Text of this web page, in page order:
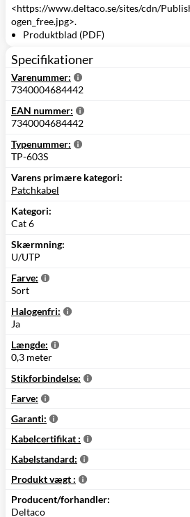
<https://www.deltaco.se/sites/cdn/
ogen_free.jpg>.
Produktblad (PDF)
Specifikationer
Varenummer:
7340004684442
EAN nummer:
7340004684442
Typenummer:
TP-603S
Varens primære kategori:
Patchkabel
Kategori:
Cat 6
Skærmning:
U/UTP
Farve:
Sort
Halogenfri:
Ja
Længde:
0,3 meter
Stikforbindelse:
Farve:
Garanti:
Kabelcertifikat :
Kabelstandard:
Produkt vægt :
Producent/forhandler:
Deltaco